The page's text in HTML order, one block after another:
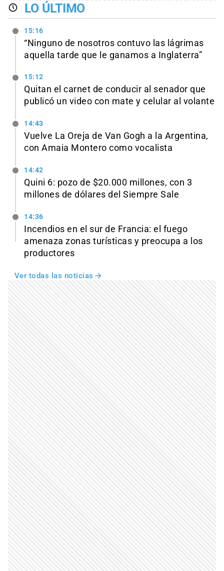
LO ÚLTIMO
15:16
“Ninguno de nosotros contuvo las lágrimas
aquella tarde que le ganamos a Inglaterra”
15:12
Quitan el carnet de conducir al senador que
publicó un video con mate y celular al volante
14:43
Vuelve La Oreja de Van Gogh a la Argentina,
con Amaia Montero como vocalista
14:42
Quini 6: pozo de $20.000 millones, con 3
millones de dólares del Siempre Sale
14:36
Incendios en el sur de Francia: el fuego
amenaza zonas turísticas y preocupa a los
productores
Ver todas las noticias